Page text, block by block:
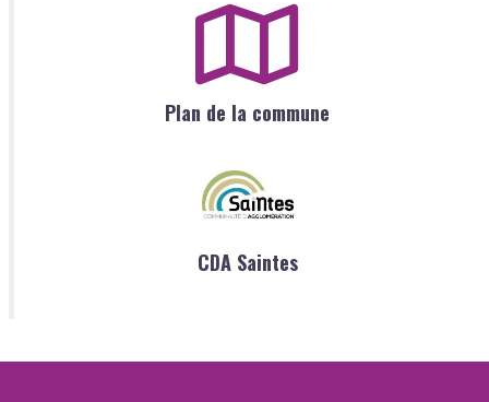
Plan de la commune
CDA Saintes